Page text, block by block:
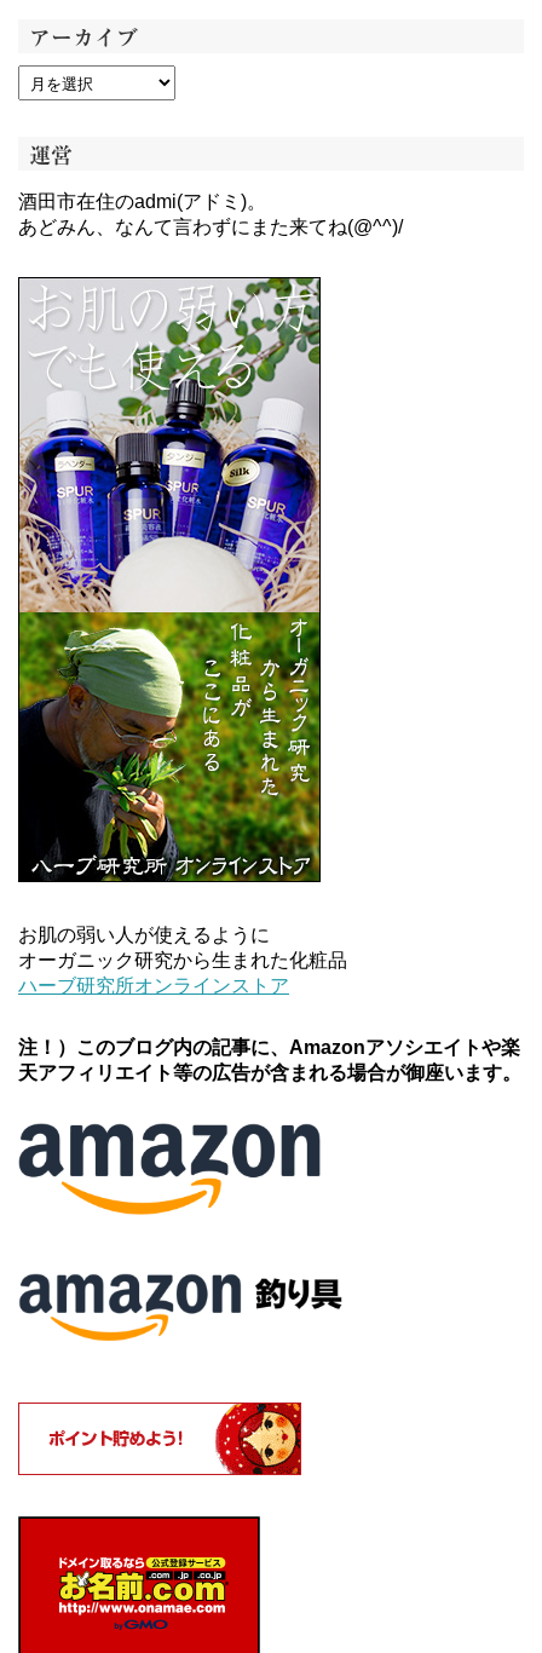
アーカイブ
運営
酒田市在住のadmi(アドミ)。
あどみん、なんて言わずにまた来てね(@^^)/
お肌の弱い人が使えるように
オーガニック研究から生まれた化粧品
ハーブ研究所オンラインストア
注！）このブログ内の記事に、Amazonアソシエイトや楽
天アフィリエイト等の広告が含まれる場合が御座います。